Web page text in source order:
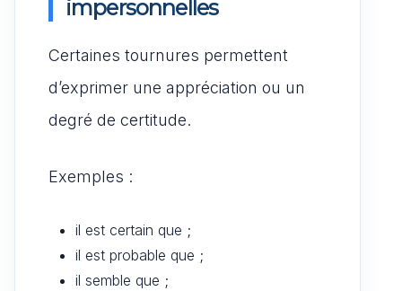
impersonnelles
Certaines tournures permettent
d’exprimer une appréciation ou un
degré de certitude.
Exemples :
il est certain que ;
il est probable que ;
il semble que ;